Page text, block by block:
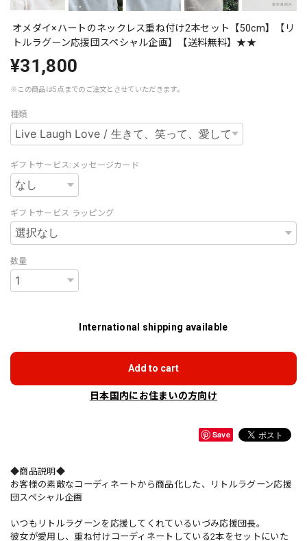
オメダイ×ハートのネックレス重ね付け2本セット【50cm】【リ
トルラグーン応援団スペシャル企画】【送料無料】★★
¥31,800
※この商品は5点までのご注文とさせていただきます。
種類
ギフトサービス:メッセージカード
ギフトサービス ラッピング
数量
International shipping available
Add to cart
日本国内にお住まいの方向け
Save
◆商品説明◆
お客様の素敵なコーディネートから商品化した、リトルラグーン応援
団スペシャル企画
いつもリトルラグーンを応援してくれているいづみ応援団長。
彼女が愛用し、重ね付けコーディネートしている2本をセットにいた